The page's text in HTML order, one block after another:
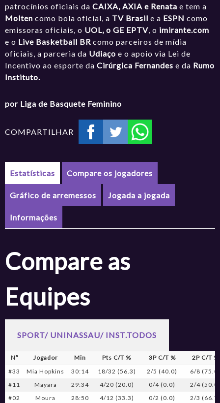
patrocínios oficiais daCAIXA, AXIA e Renata e tem a
Molten como bola oficial, a TV Brasil e a ESPNcomo
emissoras oficiais, o UOL, o GE EPTV, o imirante.com
e o Live Basketball BR como parceiros de mídia
oficiais, a parceria da Udiaço e o apoio via Lei de
Incentivo ao esporte daCirúrgica Fernandes e da Rumo
Instituto.
por Liga de Basquete Feminino
COMPARTILHAR
Estatísticas Compare os jogadores
Gráfico de arremessos Jogada a jogada
Informações
Compare as
Equipes
SPORT/ UNINASSAU/ INST.TODOS
Nº Jogador Min Pts C/T % 3P C/T %
2P C/T %
#33
Mia Hopkins 30:14 18/32 (56.3) 2/5 (40.0)
6/8
#11
Mayara 29:34 4/20 (20.0) 0/4 (0.0)
2/4
#02
Moura 28:50 4/12 (33.3) 0/2 (0.0) 2/3